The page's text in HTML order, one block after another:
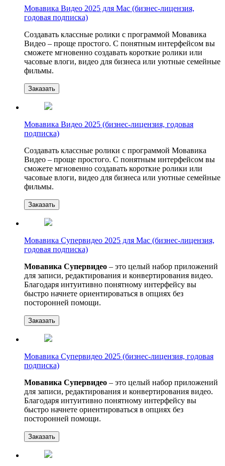
Мовавика Видео 2025 для Мас (бизнес-лицензия,
годовая подписка)
Создавать классные ролики с программой Мовавика
Видео – проще простого. С понятным интерфейсом вы
сможете мгновенно создавать короткие ролики или
часовые влоги, видео для бизнеса или уютные семейные
фильмы.
Заказать
Мовавика Видео 2025 (бизнес-лицензия, годовая
подписка)
Создавать классные ролики с программой Мовавика
Видео – проще простого. С понятным интерфейсом вы
сможете мгновенно создавать короткие ролики или
часовые влоги, видео для бизнеса или уютные семейные
фильмы.
Заказать
Мовавика Супервидео 2025 для Мас (бизнес-лицензия,
годовая подписка)
Мовавика Супервидео – это целый набор приложений
для записи, редактирования и конвертирования видео.
Благодаря интуитивно понятному интерфейсу вы
быстро начнете ориентироваться в опциях без
посторонней помощи.
Заказать
Мовавика Супервидео 2025 (бизнес-лицензия, годовая
подписка)
Мовавика Супервидео – это целый набор приложений
для записи, редактирования и конвертирования видео.
Благодаря интуитивно понятному интерфейсу вы
быстро начнете ориентироваться в опциях без
посторонней помощи.
Заказать